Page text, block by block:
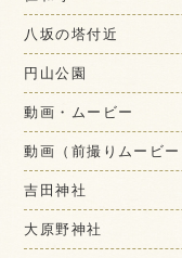
八坂の塔付近
円山公園
動画・ムービー
動画（前撮りムービー
吉田神社
大原野神社